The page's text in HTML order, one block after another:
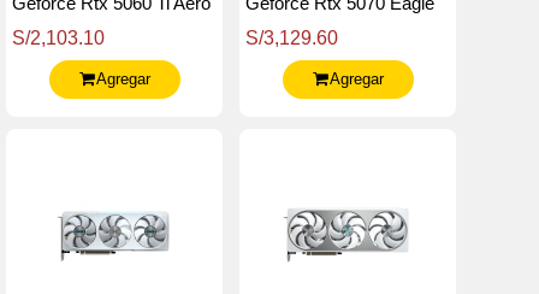
Gen 5.0
S/2,103.10
Agregar
Gddr7, Pcie Gen 5.0
S/3,129.60
Agregar